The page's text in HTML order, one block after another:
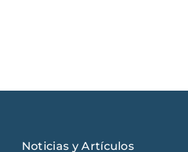
Noticias y Artículos